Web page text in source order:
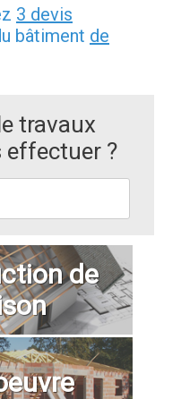
3 devis
bâtiment de
travaux
effectuer ?
de